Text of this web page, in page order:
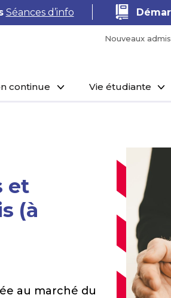
Séances d’information
Nouveaux admis
continue Vie étudiante
et
(à
au marché du